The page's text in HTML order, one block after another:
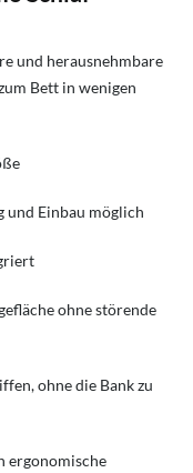
und herausnehmbare
Bett in wenigen
und Einbau möglich
ohne störende
ohne die Bank zu
ergonomische